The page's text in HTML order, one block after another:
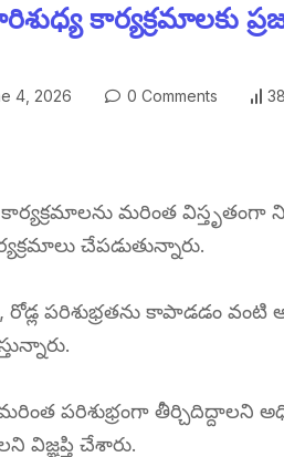
కార్యక్రమాలకు
4, 2026 0 Comments
మరింత విస్తృతంగా
చేపడుతున్నారు.
రోడ్ల పరిశుభ్రతను కాపాడడం వంటి
పరిశుభ్రంగా తీర్చిదిద్దాలని
విజ్ఞప్తి చేశారు.